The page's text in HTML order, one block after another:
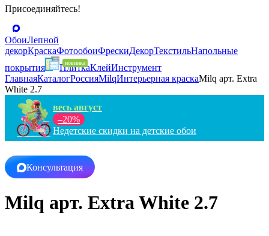
Присоединяйтесь!
ОбоиЛепной
декорКраскаФотообоиФрескиДекорТекстильНапольные
покрытия
ПлиткаКлейИнструмент
ГлавнаяКаталогРоссияMilqИнтерьерная краскаMilq арт. Extra
White 2.7
весь август
–20%
Недетские скидки на детские обои
Консультация
Milq арт. Extra White 2.7